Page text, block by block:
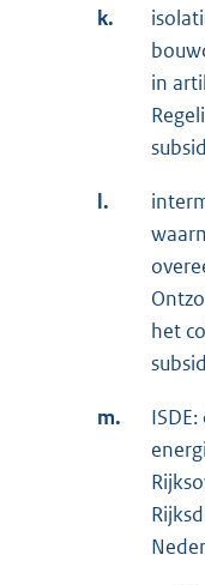
:
k.
in
l.
het
m.